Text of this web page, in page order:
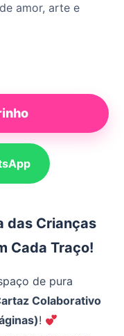
amor, arte e
das Crianças
Cada Traço!
de pura
Colaborativo
!